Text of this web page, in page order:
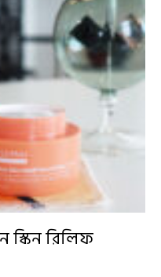
রিলিফ